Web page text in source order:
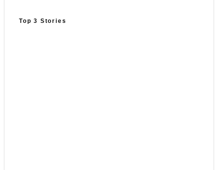
Top 3 Stories